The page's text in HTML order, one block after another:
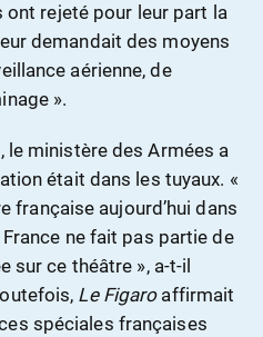
ont rejeté pour leur part la
demandait des moyens
aérienne, de
».
le ministère des Armées a
était dans les tuyaux. «
française aujourd’hui dans
ne fait pas partie de
sur ce théâtre », a-t-il
Le Figaroaffirmait
spéciales françaises